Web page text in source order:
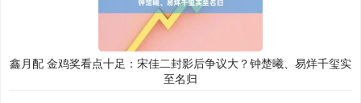
鑫月配 金鸡奖看点十足：宋佳二封影后争议大？钟楚曦、易烊千玺实
至名归